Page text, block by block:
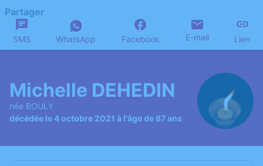
Partager
SMS WhatsApp Facebook E-mail Lien
Michelle DEHEDIN
née BOULY
décédée le 4 octobre 2021 à l'âge de 87 ans